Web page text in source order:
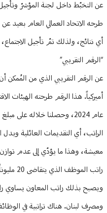
عن التخبّط داخل لجنة المؤشرّ وتأجيل
طرحه الاتحاد العمالي العام بعيد
أي نتائج، ولذلك تمّ تأجيل الاجتماع،
“الرقم التقريبي”
الراتب، أي التقديمات العائلية
ويصبح بذلك راتب المعاون يساوي
ومصرف لبنان. هناك تراتبية في